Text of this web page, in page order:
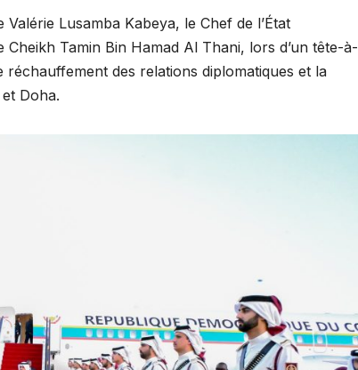
Lusamba Kabeya, le Chef de l’État
Cheikh Tamin Bin Hamad Al Thani, lors d’un tête-à-
des relations diplomatiques et la
Doha.